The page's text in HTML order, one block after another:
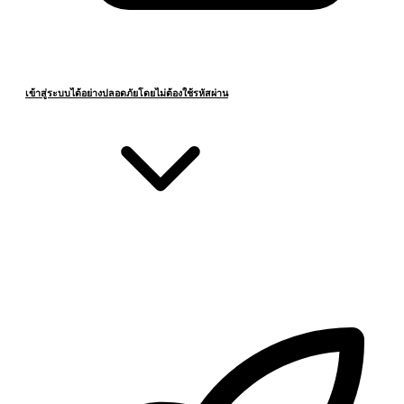
เข้าสู่ระบบได้อย่างปลอดภัยโดยไม่ต้องใช้รหัสผ่าน